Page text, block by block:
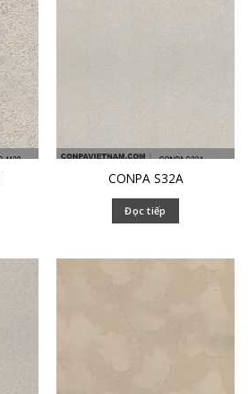
CONPA S32A
Đọc tiếp